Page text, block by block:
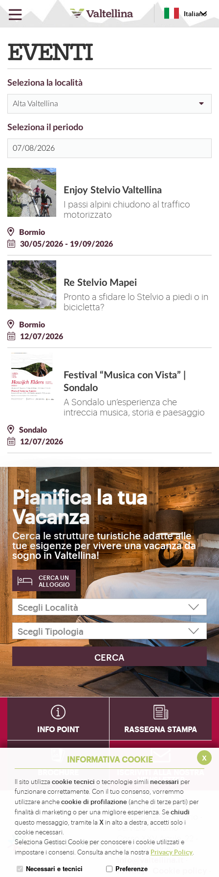
x
INFORMATIVA COOKIE
Il sito utilizza cookie tecnici o tecnologie simili necessari per
funzionare correttamente. Con il tuo consenso, vorremmo
utilizzare anchecookie di profilazione (anche di terze parti) per
finalità di marketing o per una migliore esperienza. Sechiudi
questo messaggio, tramite la X in alto a destra, accetti solo i
cookie necessari.
Seleziona Gestisci Cookie per conoscere i cookie utilizzati e
impostare i consensi. Consulta anche la nostra Privacy Policy
Necessari e tecnici
Preferenze
Italiano
EVENTI
Seleziona la località
Alta Valtellina
Seleziona il periodo
Enjoy Stelvio Valtellina
I passi alpini chiudono al traffico
motorizzato
Bormio
30/05/2026 - 19/09/2026
Re Stelvio Mapei
Pronto a sfidare lo Stelvio a piedi o in
bicicletta?
Bormio
12/07/2026
Festival “Musica con Vista” |
Sondalo
A Sondalo un’esperienza che
intreccia musica, storia e paesaggio
Sondalo
12/07/2026
Pianifica la tua
Vacanza
Cerca le strutture turistiche adatte alle
tue esigenze per vivere una vacanza da
sogno in Valtellina!
CERCA UN
ALLOGGIO
INFO POINT RASSEGNA STAMPA
BROCHURE ISCRIVITI ALLA NOSTRA
NEWSLETTER
Amministrazione
Provinciale di Sondrio -
Servizio Turismo
Corso XXV Aprile, 22 -
23100 Sondrio -
info@valtellina.it-
Privacy-